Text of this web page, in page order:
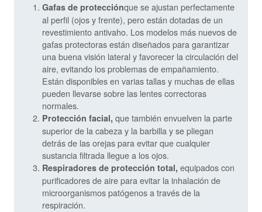
Gafas de protecciónque se ajustan perfectamente
al perfil (ojos y frente), pero están dotadas de un
revestimiento antivaho. Los modelos más nuevos de
gafas protectoras están diseñados para garantizar
una buena visión lateral y favorecer la circulación del
aire, evitando los problemas de empañamiento.
Están disponibles en varias tallas y muchas de ellas
pueden llevarse sobre las lentes correctoras
normales.
Protección facial, que también envuelven la parte
superior de la cabeza y la barbilla y se pliegan
detrás de las orejas para evitar que cualquier
sustancia filtrada llegue a los ojos.
Respiradores de protección total, equipados con
purificadores de aire para evitar la inhalación de
microorganismos patógenos a través de la
respiración.